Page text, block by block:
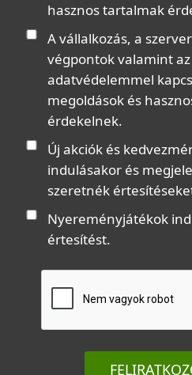
hasznos tartalmak
A vállalkozás, a
végpontok valamint
adatvédelemmel
megoldások és
érdekelnek.
Új akciók és
indulásakor és
szeretnék
Nyereményjátékok
értesítést.